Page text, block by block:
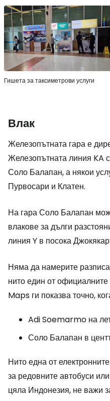
Гишета за таксиметрови услуги
Влак
Железопътната гара е
Железопътната линия KA
Соло Балапан, а някои
Пурвосари и Клатен.
На гара Соло Балапан
влакове за дълги
линия Y в посока
Няма да намерите
нито един от
Maps ги показва точно,
Adi Soemarmo на
Соло Балапан в
Нито една от
за редовните автобуси
цяла Индонезия, не важи